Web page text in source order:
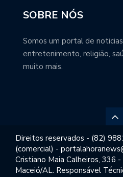
SOBRE NÓS
Somos um portal de
entretenimento, religião,
muito mais.
Direitos reservados - (82)
(comercial) -
Cristiano Maia Calheiros, 336
Maceió/AL. Responsável